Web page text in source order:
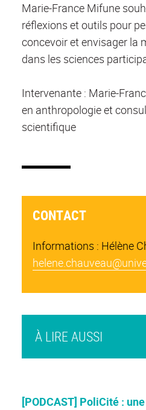
Marie-France Mifune
réflexions et outils pour
concevoir et envisager la
dans les sciences
Intervenante : Marie-
en anthropologie et
scientifique
À LIRE AUSSI
[PODCAST] PoliCité :
CONTACT
Informations : Hélène